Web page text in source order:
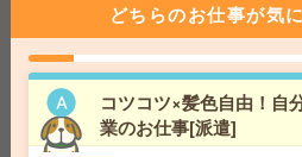
給 与
交通費 ■ 交通費規定内支給 ※派遣先によ
勤務地
【可児市】可児駅・西可児駅・
本ライン今渡駅・下切駅など勤務地多数！
どちらのお仕事が気
コツコツ×髪色自由！自
業のお仕事[派遣]